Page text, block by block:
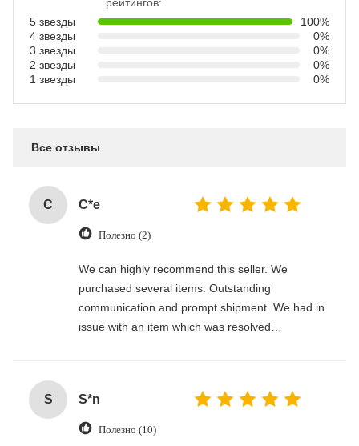
5 звезды
100%
4 звезды
0%
3 звезды
0%
2 звезды
0%
1 звезды
0%
Все отзывы
C C*e
Полезно (2)
We can highly recommend this seller. We
purchased several items. Outstanding
communication and prompt shipment. We had in
issue with an item which was resolved
S S*n
Полезно (10)